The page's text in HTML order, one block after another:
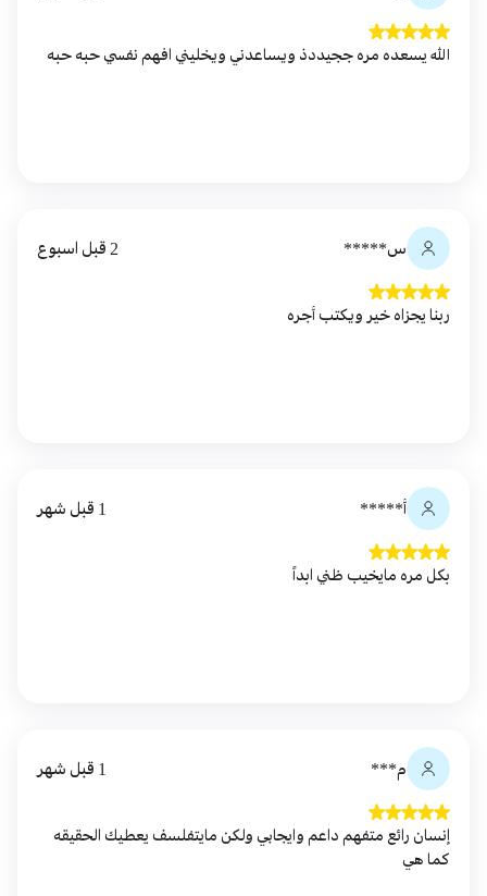
الله يسعده مره ججيددذ ويساعدني ويخليني افهم نفسي حبه حبه
س***** 2 قبل اسبوع
ربنا يجزاه خير ويكتب أجره
أ***** 1 قبل شهر
بكل مره مايخيب ظني ابداً
م*** 1 قبل شهر
إنسان رائع متفهم داعم وايجابي ولكن مايتفلسف يعطيك الحقيقه
كما هي